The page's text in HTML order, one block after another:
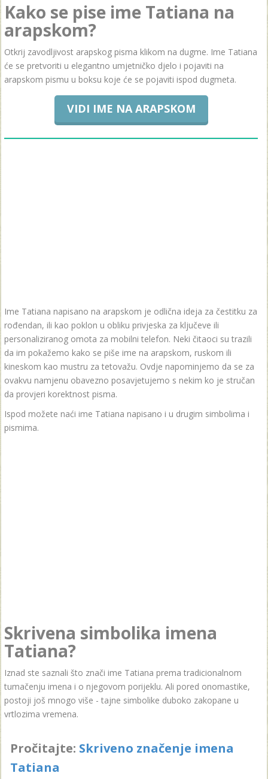
Kako se pise ime Tatiana na
arapskom?
Otkrij zavodljivost arapskog pisma klikom na dugme. Ime Tatiana
će se pretvoriti u elegantno umjetničko djelo i pojaviti na
arapskom pismu u boksu koje će se pojaviti ispod dugmeta.
VIDI IME NA ARAPSKOM
Ime Tatiana napisano na arapskom je odlična ideja za čestitku za
rođendan, ili kao poklon u obliku privjeska za ključeve ili
personaliziranog omota za mobilni telefon. Neki čitaoci su trazili
da im pokažemo kako se piše ime na arapskom, ruskom ili
kineskom kao mustru za tetovažu. Ovdje napominjemo da se za
ovakvu namjenu obavezno posavjetujemo s nekim ko je stručan
da provjeri korektnost pisma.
Ispod možete naći ime Tatiana napisano i u drugim simbolima i
pismima.
Skrivena simbolika imena
Tatiana?
Iznad ste saznali što znači ime Tatiana prema tradicionalnom
tumačenju imena i o njegovom porijeklu. Ali pored onomastike,
postoji još mnogo više - tajne simbolike duboko zakopane u
vrtlozima vremena.
Pročitajte: Skriveno značenje imena
Tatiana